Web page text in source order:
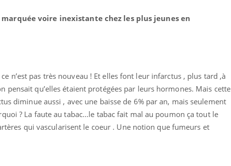
voire inexistante chez les plus jeunes en
n’est pas très nouveau ! Et elles font leur infarctus , plus tard ,à
pensait qu’elles étaient protégées par leurs hormones. Mais cette
diminue aussi , avec une baisse de 6% par an, mais seulement
? La faute au tabac...le tabac fait mal au poumon ça tout le
qui vascularisent le coeur . Une notion que fumeurs et